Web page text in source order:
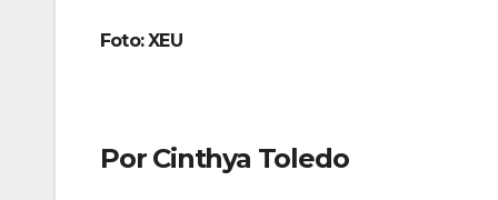
Foto: XEU
Por Cinthya Toledo